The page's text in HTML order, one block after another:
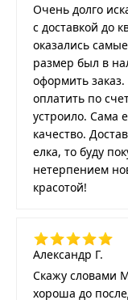
Очень долго
с доставкой до
оказались
размер был в
оформить
оплатить по
устроило. Сама
качество.
елка, то буду
нетерпением
красотой!
Александр Г.
Скажу словами
хороша до